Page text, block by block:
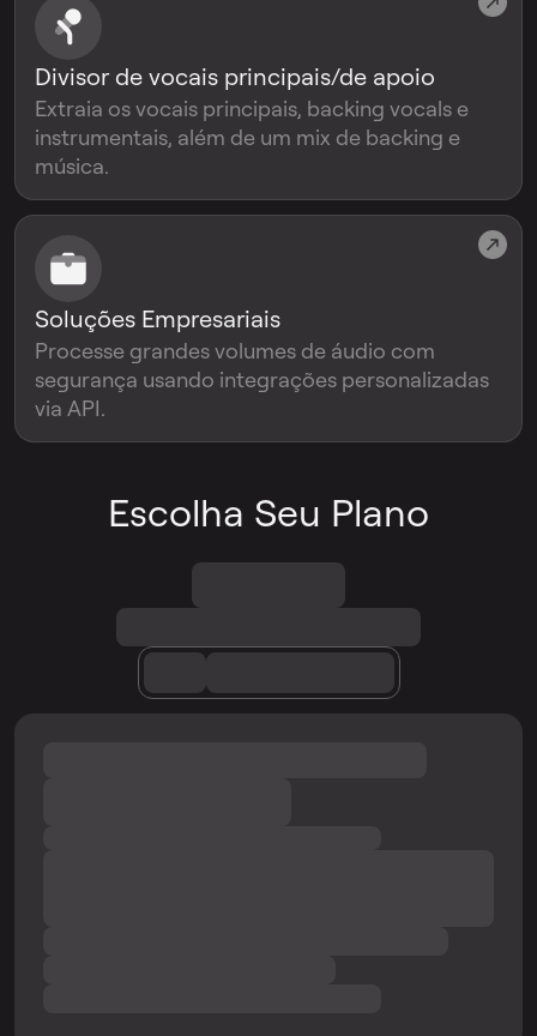
Soluções Empresariais
Processe grandes volumes de áudio com
segurança usando integrações personalizadas
via API.
Divisor de vocais principais/de apoio
Extraia os vocais principais, backing vocals e
instrumentais, além de um mix de backing e
música.
Escolha Seu Plano